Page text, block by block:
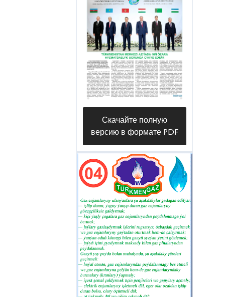
Скачайте полную
версию в формате PDF